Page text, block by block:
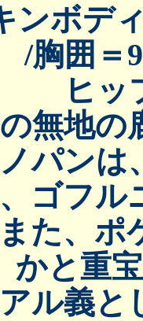
ンボ
/胸囲
ヒッ
無地の
パンは
ゴフル
た、ポ
かと重
ル義と